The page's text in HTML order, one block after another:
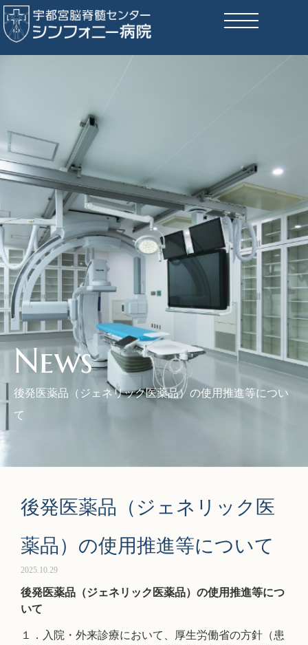
News
後発医薬品（ジェネリック医薬品）の使用推進等につい
て
後発医薬品（ジェネリック医
薬品）の使用推進等について
2025.10.29
後発医薬品（ジェネリック医薬品）の使用推進等につ
いて
１．入院・外来診療において、厚生労働省の方針（患